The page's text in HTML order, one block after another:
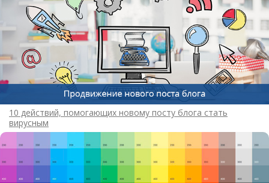
10 действий, помогающих новому посту блога стать
вирусным